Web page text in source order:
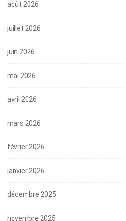
août 2026
juillet 2026
juin 2026
mai 2026
avril 2026
mars 2026
février 2026
janvier 2026
décembre 2025
novembre 2025